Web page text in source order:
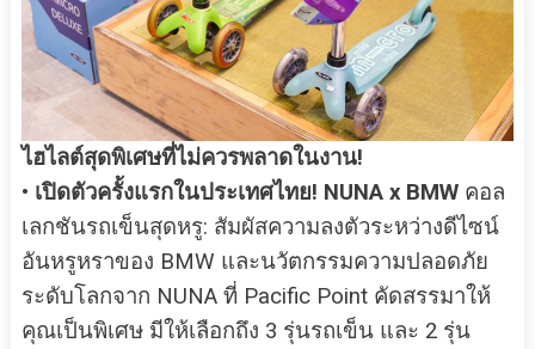
ไฮไลต์สุดพิเศษที่ไม่ควรพลาดในงาน!
• เปิดตัวครั้งแรกในประเทศไทย! NUNA x BMWคอล
เลกชันรถเข็นสุดหรู: สัมผัสความลงตัวระหว่างดีไซน์
อันหรูหราของ BMW และนวัตกรรมความปลอดภัย
ระดับโลกจาก NUNA ที่ Pacific Point คัดสรรมาให้
คุณเป็นพิเศษ มีให้เลือกถึง 3 รุ่นรถเข็น และ 2 รุ่น